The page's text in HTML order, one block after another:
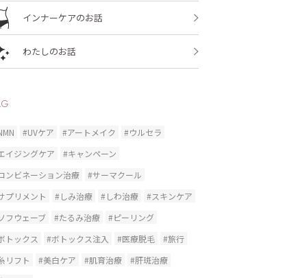
インナーケアのお話
わたしのお話
#UVケア #アートメイク
#ウルセラ
イジングケア
#キャンペーン
ンビネーション治療
#サーマクール
プリメント
#しみ治療 #しわ治療
#スキンケア
フウェーブ
#たるみ治療
#ピーリング
トックス
#ボトックス注入 #医療脱毛
#旅行
リフト
#美白ケア #肌育治療
#肝斑治療